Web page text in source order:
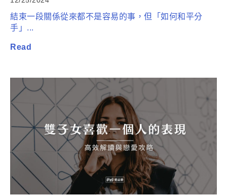
結束一段關係從來都不是容易的事，但「如何和平分
手」...
Read